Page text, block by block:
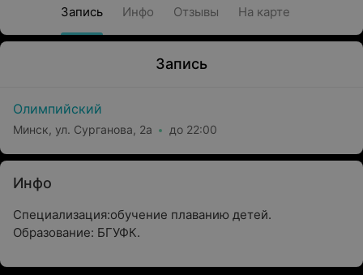
Запись Инфо Отзывы На карте
Запись
Олимпийский
Минск, ул. Сурганова, 2а до 22:00
Инфо
Специализация:обучение плаванию детей.
Образование: БГУФК.